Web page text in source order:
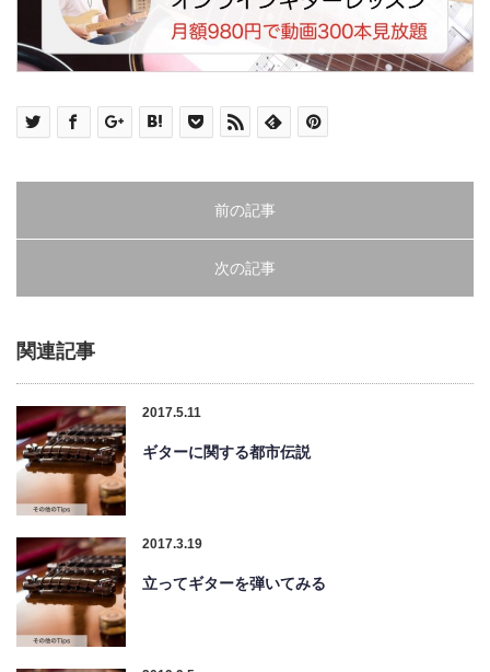
前の記事
次の記事
関連記事
2017.5.11
ギターに関する都市伝説
2017.3.19
立ってギターを弾いてみる